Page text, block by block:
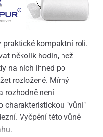
praktické kompaktní roli.
několik hodin, než
na nich ihned po
rozložené. Mírný
rozhodně není
charakteristickou "vůni"
Vyčpění této vůně